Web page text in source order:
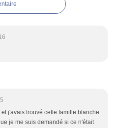
j'avais trouvé cette famille blanche
je me suis demandé si ce n'était